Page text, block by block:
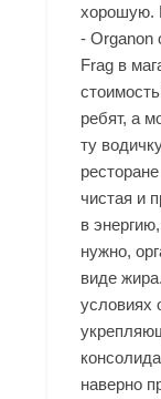
хорошую.
- Organon
Frag в
ребят, а
ту
чистая и
в
нужно,
виде
условиях
наверно